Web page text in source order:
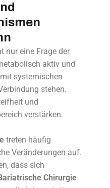
nur eine Frage der
aktiv und
systemischen
stehen.
und
verstärken.
treten häufig
Veränderungen auf.
dass sich
Chirurgie